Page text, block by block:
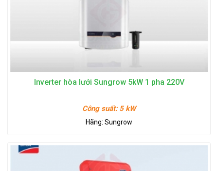
Inverter hòa lưới Sungrow 5kW 1 pha 220V
Công suất: 5 kW
Hãng: Sungrow